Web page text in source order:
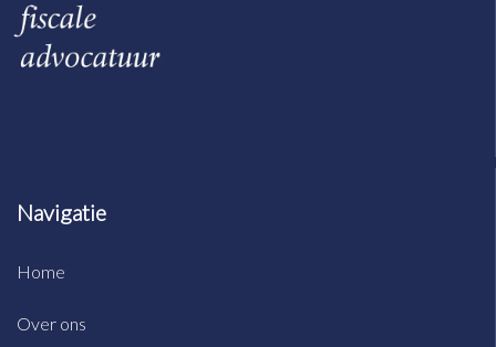
Navigatie
Home
Over ons